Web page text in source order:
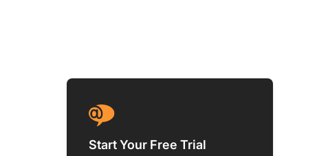
Start Your Free Trial